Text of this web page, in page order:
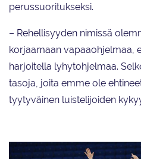
perussuoritukseksi.
– Rehellisyyden nimissä
korjaamaan vapaaohjelmaa,
harjoitella lyhytohjelmaa.
tasoja, joita emme ole
tyytyväinen luistelijoiden